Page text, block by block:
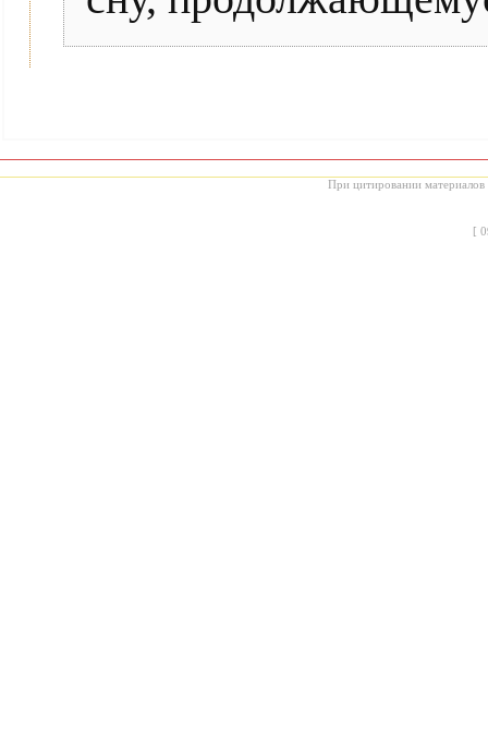
При цитировании материалов
[